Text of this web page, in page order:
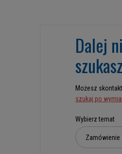
Dalej
Możesz
szukaj po